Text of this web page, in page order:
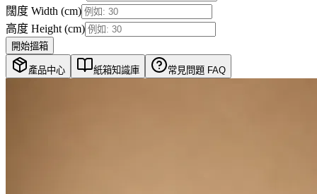
闊度 Width (cm)
高度 Height (cm)
開始搵箱
產品中心 紙箱知識庫 常見問題 FAQ